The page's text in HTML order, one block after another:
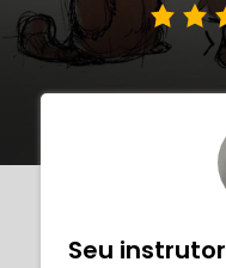
Seu instrutor